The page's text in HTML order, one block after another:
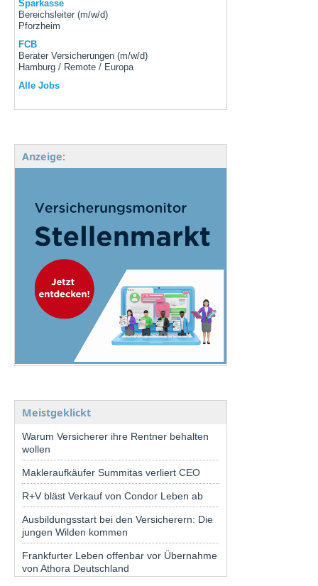
Sparkasse
Bereichsleiter (m/w/d)
Pforzheim
FCB
Berater Versicherungen (m/w/d)
Hamburg / Remote / Europa
Alle Jobs
Anzeige:
Meistgeklickt
Warum Versicherer ihre Rentner behalten
wollen
Makleraufkäufer Summitas verliert CEO
R+V bläst Verkauf von Condor Leben ab
Ausbildungsstart bei den Versicherern: Die
jungen Wilden kommen
Frankfurter Leben offenbar vor Übernahme
von Athora Deutschland